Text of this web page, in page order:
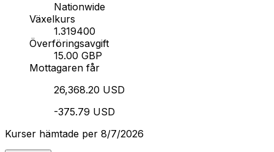
Nationwide
Växelkurs
1.319400
Överföringsavgift
15.00 GBP
Mottagaren får
26,368.20 USD
-375.79 USD
Kurser hämtade per 8/7/2026